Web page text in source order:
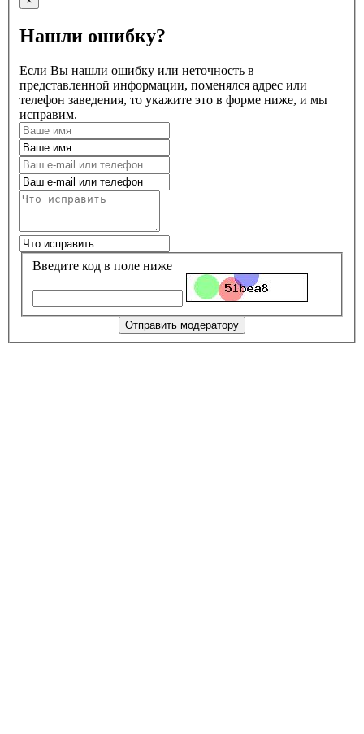
Нашли ошибку?
Если Вы нашли ошибку или неточность в
представленной информации, поменялся адрес или
телефон заведения, то укажите это в форме ниже, и мы
исправим.
Введите код в поле ниже
Отправить модератору